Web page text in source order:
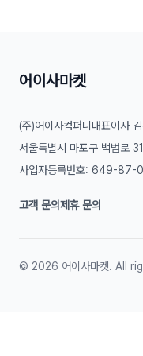
어이사마켓
(주)어이사컴퍼니 대표이사
서울특별시 마포구 백범로
사업자등록번호: 649-87-
고객 문의제휴 문의
© 2026 어이사마켓. All